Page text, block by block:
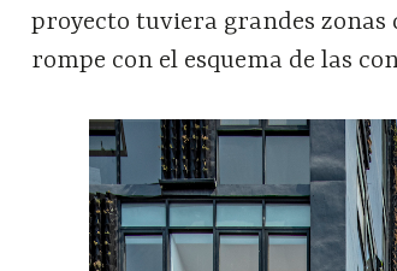
proyecto tuviera grandes zonas
rompe con el esquema de las